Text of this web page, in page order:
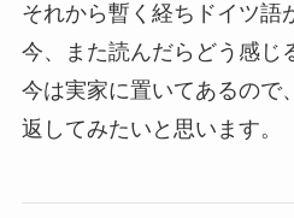
それから暫く経ちドイツ語
今、また読んだらどう感じ
今は実家に置いてあるので
返してみたいと思います。